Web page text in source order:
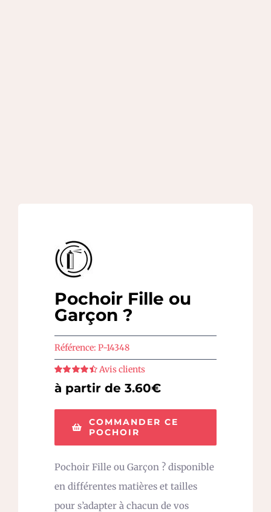
Pochoir Fille ou
Garçon ?
Référence: P-14348
Note
sur
5
Avis clients
à partir de 3.60€
COMMANDER CE
POCHOIR
Pochoir Fille ou Garçon ? disponible
en différentes matières et tailles
pour s’adapter à chacun de vos